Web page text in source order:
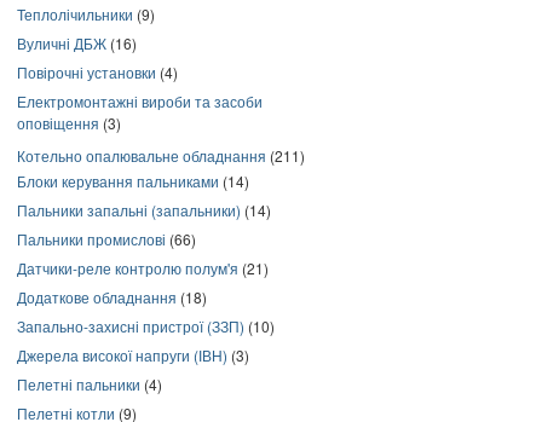
Теплолічильники (9)
Вуличні ДБЖ (16)
Повірочні установки (4)
Електромонтажні вироби та засоби
оповіщення (3)
Котельно опалювальне обладнання (211)
Блоки керування пальниками (14)
Пальники запальні (запальники) (14)
Пальники промислові (66)
Датчики-реле контролю полум'я (21)
Додаткове обладнання (18)
Запально-захисні пристрої (ЗЗП) (10)
Джерела високої напруги (ІВН) (3)
Пелетні пальники (4)
Пелетні котли (9)